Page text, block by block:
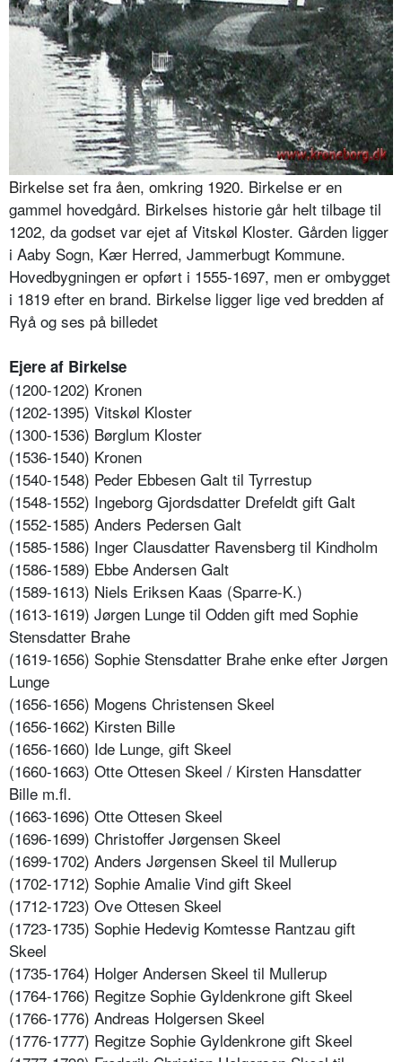
Birkelse set fra åen, omkring 1920. Birkelse er en
gammel hovedgård. Birkelses historie går helt tilbage til
1202, da godset var ejet af Vitskøl Kloster. Gården ligger
i Aaby Sogn, Kær Herred, Jammerbugt Kommune.
Hovedbygningen er opført i 1555-1697, men er ombygget
i 1819 efter en brand. Birkelse ligger lige ved bredden af
Ryå og ses på billedet
Ejere af Birkelse
(1200-1202) Kronen
(1202-1395) Vitskøl Kloster
(1300-1536) Børglum Kloster
(1536-1540) Kronen
(1540-1548) Peder Ebbesen Galt til Tyrrestup
(1548-1552) Ingeborg Gjordsdatter Drefeldt gift Galt
(1552-1585) Anders Pedersen Galt
(1585-1586) Inger Clausdatter Ravensberg til Kindholm
(1586-1589) Ebbe Andersen Galt
(1589-1613) Niels Eriksen Kaas (Sparre-K.)
(1613-1619) Jørgen Lunge til Odden gift med Sophie
Stensdatter Brahe
(1619-1656) Sophie Stensdatter Brahe enke efter Jørgen
Lunge
(1656-1656) Mogens Christensen Skeel
(1656-1662) Kirsten Bille
(1656-1660) Ide Lunge, gift Skeel
(1660-1663) Otte Ottesen Skeel / Kirsten Hansdatter
Bille m.fl.
(1663-1696) Otte Ottesen Skeel
(1696-1699) Christoffer Jørgensen Skeel
(1699-1702) Anders Jørgensen Skeel til Mullerup
(1702-1712) Sophie Amalie Vind gift Skeel
(1712-1723) Ove Ottesen Skeel
(1723-1735) Sophie Hedevig Komtesse Rantzau gift
Skeel
(1735-1764) Holger Andersen Skeel til Mullerup
(1764-1766) Regitze Sophie Gyldenkrone gift Skeel
(1766-1776) Andreas Holgersen Skeel
(1776-1777) Regitze Sophie Gyldenkrone gift Skeel